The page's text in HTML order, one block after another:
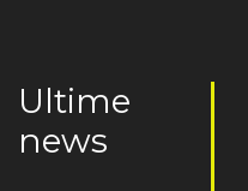
Ultime
news